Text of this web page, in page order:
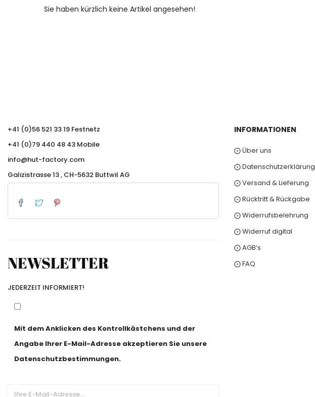
Sie haben kürzlich keine Artikel angesehen!
+41 (0)56 521 33 19 Festnetz
+41 (0)79 440 48 43 Mobile
info@hut-factory.com
Galizistrasse 13 , CH-5632 Buttwil AG
NEWSLETTER
JEDERZEIT INFORMIERT!
Mit dem Anklicken des Kontrollkästchens und der
Angabe Ihrer E-Mail-Adresse akzeptieren Sie unsere
Datenschutzbestimmungen.
INFORMATIONEN
⨀ Über uns
⨀ Datenschutzerklärung
⨀ Versand & Lieferung
⨀ Rücktritt & Rückgabe
⨀ Widerrufsbelehrung
⨀ Widerruf digital
⨀ AGB’s
⨀ FAQ